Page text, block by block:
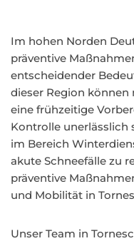
Im hohen Norden
präventive
entscheidender
dieser Region
eine frühzeitige
Kontrolle unerlässlich
im Bereich
akute Schneefälle zu
präventive
und Mobilität in
Unser Team in